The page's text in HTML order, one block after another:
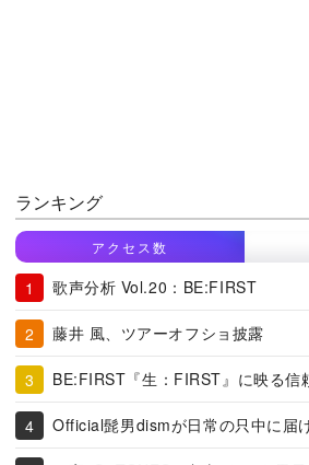
ランキング
アクセス数
歌声分析 Vol.20：BE:FIRST
藤井 風、ツアーオフショ披露
BE:FIRST『生：FIRST』に映る信
Official髭男dismが日常の只中に届